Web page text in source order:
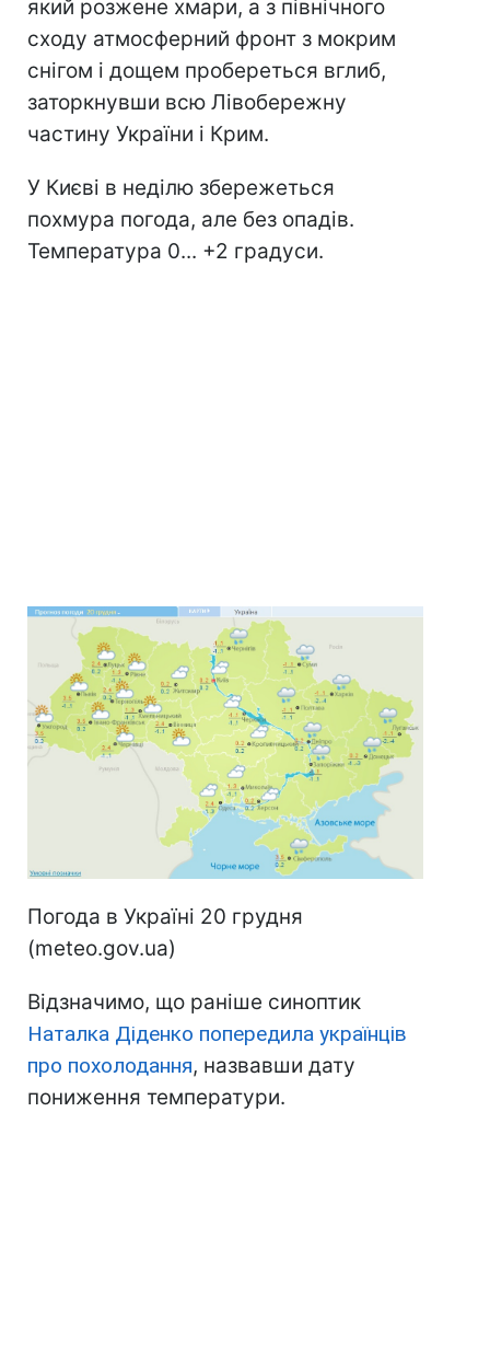
який розжене хмари, а з північного
сходу атмосферний фронт з мокрим
снігом і дощем пробереться вглиб,
заторкнувши всю Лівобережну
частину України і Крим.
У Києві в неділю збережеться
похмура погода, але без опадів.
Температура 0... +2 градуси.
Погода в Україні 20 грудня
(meteo.gov.ua)
Відзначимо, що раніше синоптик
Наталка Діденко попередила українців
про похолодання, назвавши дату
пониження температури.